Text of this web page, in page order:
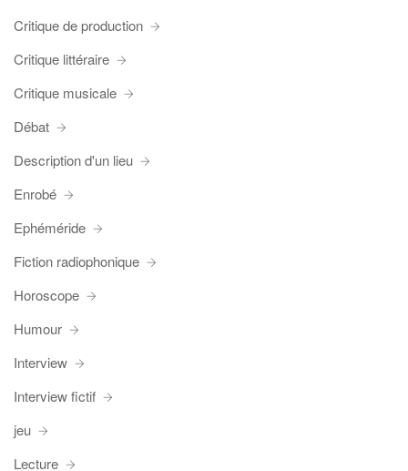
Critique de production
Critique littéraire
Critique musicale
Débat
Description d'un lieu
Enrobé
Ephéméride
Fiction radiophonique
Horoscope
Humour
Interview
Interview fictif
jeu
Lecture